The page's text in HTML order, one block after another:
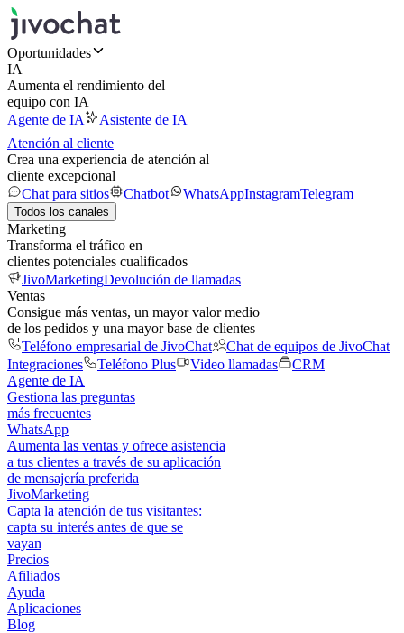
Oportunidades
IA
Aumenta el rendimiento del
equipo con IA
Agente de IA
Asistente de IA
Atención al cliente
Crea una experiencia de atención al
cliente excepcional
Chat para sitios
Chatbot WhatsAppInstagramTelegram
Todos los canales
Marketing
Transforma el tráfico en
clientes potenciales cualificados
JivoMarketingDevolución de llamadas
Ventas
Consigue más ventas, un mayor valor medio
de los pedidos y una mayor base de clientes
Teléfono empresarial de JivoChat
Chat de equipos de JivoChat
Integraciones
Teléfono Plus Video llamadas
CRM
Agente de IA
Gestiona las preguntas
más frecuentes
WhatsApp
Aumenta las ventas y ofrece asistencia
a tus clientes a través de su aplicación
de mensajería preferida
JivoMarketing
Capta la atención de tus visitantes:
capta su interés antes de que se
vayan
Precios
Afiliados
Ayuda
Aplicaciones
Blog